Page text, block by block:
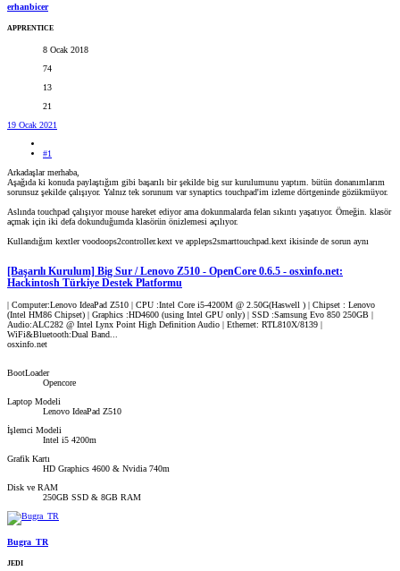
erhanbicer
APPRENTICE
8 Ocak 2018
74
13
21
19 Ocak 2021
#1
Arkadaşlar merhaba,
Aşağıda ki konuda paylaştığım gibi başarılı bir şekilde big sur kurulumunu yaptım. bütün donanımlarım
sorunsuz şekilde çalışıyor. Yalnız tek sorunum var synaptics touchpad'im izleme dörtgeninde gözükmüyor.
Aslında touchpad çalışıyor mouse hareket ediyor ama dokunmalarda felan sıkıntı yaşatıyor. Örneğin. klasör
açmak için iki defa dokunduğumda klasörün önizlemesi açılıyor.
Kullandığım kextler voodoops2controller.kext ve appleps2smarttouchpad.kext ikisinde de sorun aynı
[Başarılı Kurulum] Big Sur / Lenovo Z510 - OpenCore 0.6.5 - osxinfo.net:
Hackintosh Türkiye Destek Platformu
| Computer:Lenovo IdeaPad Z510 | CPU :Intel Core i5-4200M @ 2.50G(Haswell ) | Chipset : Lenovo
(Intel HM86 Chipset) | Graphics :HD4600 (using Intel GPU only) | SSD :Samsung Evo 850 250GB |
Audio:ALC282 @ Intel Lynx Point High Definition Audio | Ethernet: RTL810X/8139 |
WiFi&Bluetooth:Dual Band...
osxinfo.net
BootLoader
Opencore
Laptop Modeli
Lenovo IdeaPad Z510
İşlemci Modeli
Intel i5 4200m
Grafik Kartı
HD Graphics 4600 & Nvidia 740m
Disk ve RAM
250GB SSD & 8GB RAM
Bugra_TR
JEDI